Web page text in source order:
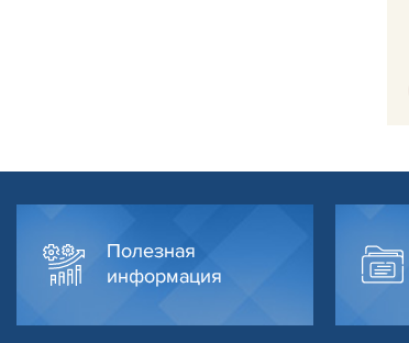
Полезная
информация